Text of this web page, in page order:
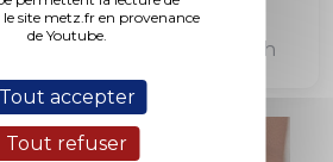
le site metz.fr en provenance
de Youtube.
Tout accepter
Tout refuser
juin, 11 juillet et 15 août à 15h